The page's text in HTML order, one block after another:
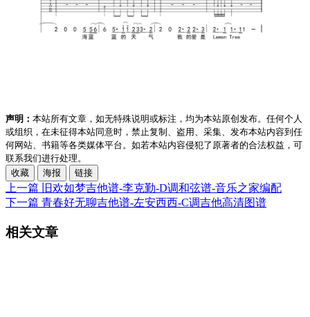
声明： 本站所有文章，如无特殊说明或标注，均为本站原创发布。任何个人
或组织，在未征得本站同意时，禁止复制、盗用、采集、发布本站内容到任
何网站、书籍等各类媒体平台。如若本站内容侵犯了原著者的合法权益，可
联系我们进行处理。
收藏
海报 链接
上一篇
旧欢如梦吉他谱-李克勤-D调和弦谱-音乐之家编配
下一篇 青春好无聊吉他谱-左安西西-C调吉他高清图谱
相关文章